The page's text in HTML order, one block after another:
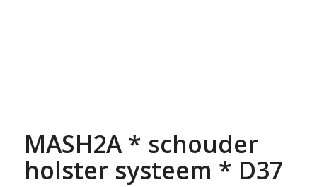
MASH2A * schouder
holster systeem * D37